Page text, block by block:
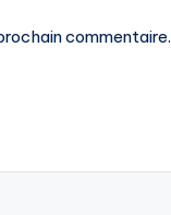
commentaire.